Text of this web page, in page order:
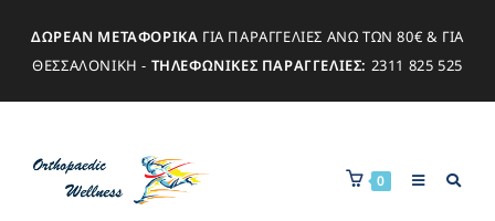
ΔΩΡΕΑΝ ΜΕΤΑΦΟΡΙΚΑ ΓΙΑ ΠΑΡΑΓΓΕΛΙΕΣ ΑΝΩ ΤΩΝ 80€ & ΓΙΑ
ΘΕΣΣΑΛΟΝΙΚΗ - ΤΗΛΕΦΩΝΙΚΕΣ ΠΑΡΑΓΓΕΛΙΕΣ: 2311 825 525
0